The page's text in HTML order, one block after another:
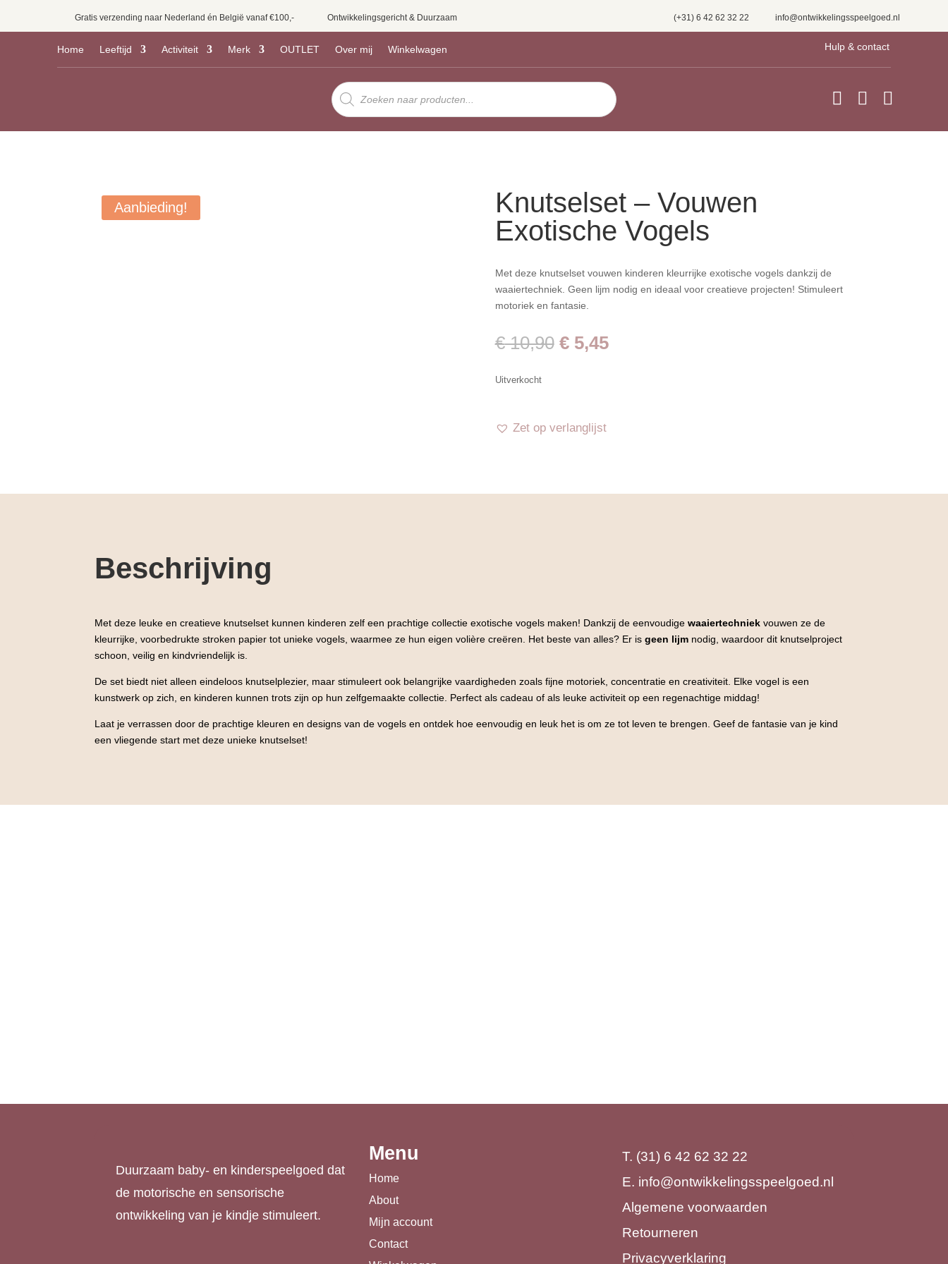
Gratis verzending naar Nederland én België vanaf €100,- Ontwikkelingsgericht & Duurzaam info@ontwikkelingsspeelgoed.nl
(+31) 6 42 62 32 22
Home Leeftijd Activiteit Merk OUTLET Over mij Winkelwagen Hulp & contact
Producten
zoeken
  
Aanbieding!
Knutselset – Vouwen
Exotische Vogels
Met deze knutselset vouwen kinderen kleurrijke exotische vogels dankzij de
waaiertechniek. Geen lijm nodig en ideaal voor creatieve projecten! Stimuleert
motoriek en fantasie.
€10,90 Oorspronkelijke
prijs
€5,45Huidige
Uitverkocht
Zet op verlanglijst
Beschrijving
Met deze leuke en creatieve knutselset kunnen kinderen zelf een prachtige collectie exotische vogels maken! Dankzij de eenvoudigewaaiertechniek vouwen ze de
kleurrijke, voorbedrukte stroken papier tot unieke vogels, waarmee ze hun eigen volière creëren. Het beste van alles? Er isgeen lijm nodig, waardoor dit knutselproject
schoon, veilig en kindvriendelijk is.
De set biedt niet alleen eindeloos knutselplezier, maar stimuleert ook belangrijke vaardigheden zoals fijne motoriek, concentratie en creativiteit. Elke vogel is een
kunstwerk op zich, en kinderen kunnen trots zijn op hun zelfgemaakte collectie. Perfect als cadeau of als leuke activiteit op een regenachtige middag!
Laat je verrassen door de prachtige kleuren en designs van de vogels en ontdek hoe eenvoudig en leuk het is om ze tot leven te brengen. Geef de fantasie van je kind
een vliegende start met deze unieke knutselset!
Duurzaam baby- en kinderspeelgoed dat
de motorische en sensorische
ontwikkeling van je kindje stimuleert.
Menu
Home
About
Mijn account
Contact
T. (31) 6 42 62 32 22
E. info@ontwikkelingsspeelgoed.nl
Algemene voorwaarden
Retourneren
Privacyverklaring